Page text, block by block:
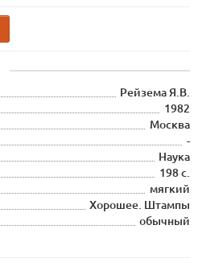
Рейзема Я.В.
1982
Москва
-
Наука
198 с.
мягкий
Хорошее. Штампы
обычный